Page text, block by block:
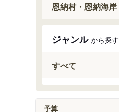
恩納村・恩納海岸
ジャンルから探す
すべて
予算